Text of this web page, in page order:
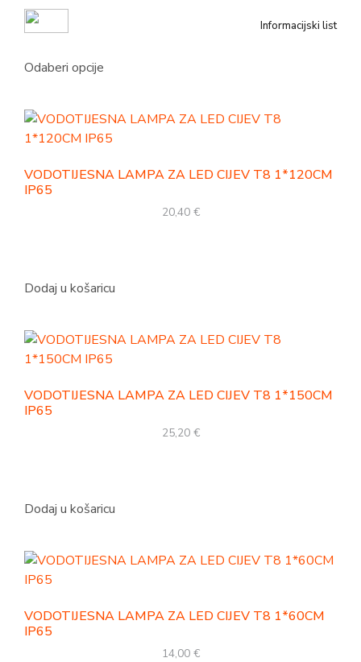
Informacijski list
Odaberi opcije
VODOTIJESNA LAMPA ZA LED CIJEV T8 1*120CM
IP65
20,40 €
Dodaj u košaricu
VODOTIJESNA LAMPA ZA LED CIJEV T8 1*150CM
IP65
25,20 €
Dodaj u košaricu
VODOTIJESNA LAMPA ZA LED CIJEV T8 1*60CM
IP65
14,00 €